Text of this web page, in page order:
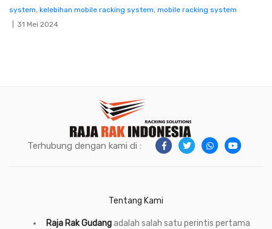
system, kelebihan mobile racking system, mobile racking system
31 Mei 2024
Terhubung dengan kami di :
Tentang Kami
Raja Rak Gudangadalah salah satu perintis pertama